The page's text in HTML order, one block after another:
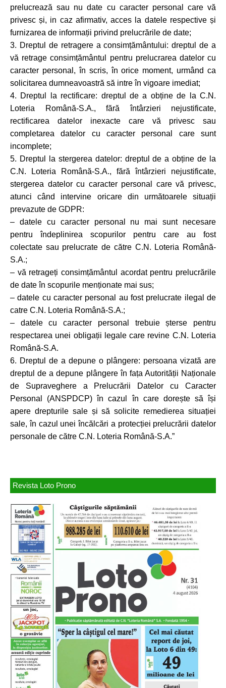
prelucrează sau nu date cu caracter personal care vă
privesc și, in caz afirmativ, acces la datele respective și
furnizarea de informații privind prelucrările de date;
3. Dreptul de retragere a consimțământului: dreptul de a
vă retrage consimțământul pentru prelucrarea datelor cu
caracter personal, în scris, în orice moment, urmând ca
solicitarea dumneavoastră să intre în vigoare imediat;
4. Dreptul la rectificare: dreptul de a obține de la C.N.
Loteria Română-S.A., fără întârzieri nejustificate,
rectificarea datelor inexacte care vă privesc sau
completarea datelor cu caracter personal care sunt
incomplete;
5. Dreptul la stergerea datelor: dreptul de a obține de la
C.N. Loteria Română-S.A., fără întârzieri nejustificate,
stergerea datelor cu caracter personal care vă privesc,
atunci când intervine oricare din următoarele situații
prevazute de GDPR:
– datele cu caracter personal nu mai sunt necesare
pentru îndeplinirea scopurilor pentru care au fost
colectate sau prelucrate de către C.N. Loteria Română-
S.A.;
– vă retrageți consimțământul acordat pentru prelucrările
de date în scopurile menționate mai sus;
– datele cu caracter personal au fost prelucrate ilegal de
catre C.N. Loteria Română-S.A.;
– datele cu caracter personal trebuie șterse pentru
respectarea unei obligații legale care revine C.N. Loteria
Română-S.A.
6. Dreptul de a depune o plângere: persoana vizată are
dreptul de a depune plângere în fața Autorității Naționale
de Supraveghere a Prelucrării Datelor cu Caracter
Personal (ANSPDCP) în cazul în care dorește să își
apere drepturile sale și să solicite remedierea situației
sale, în cazul unei încălcări a protecției prelucrării datelor
personale de către C.N. Loteria Română-S.A.”
Revista Loto Prono